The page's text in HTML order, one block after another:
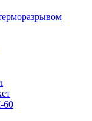
60